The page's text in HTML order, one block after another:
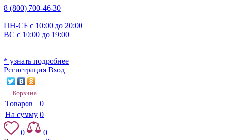
8 (800) 700-46-30
ПН-СБ с 10:00 до 20:00
ВС с 10:00 до 19:00
* узнать подробнее
Регистрация Вход
Корзина
Товаров
0
На сумму 0
0
0